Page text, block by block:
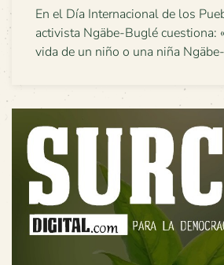
En el Día Internacional de los
activista Ngäbe-Buglé cuestiona:
vida de un niño o una niña